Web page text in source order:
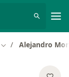
Cambiar de ciudad
Alejandro